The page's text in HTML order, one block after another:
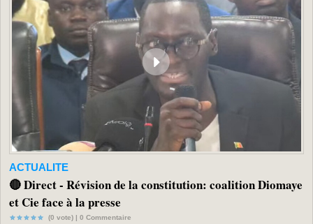
ACTUALITE
🔴 Direct - Révision de la constitution: coalition Diomaye
et Cie face à la presse
(0 vote) | 0 Commentaire